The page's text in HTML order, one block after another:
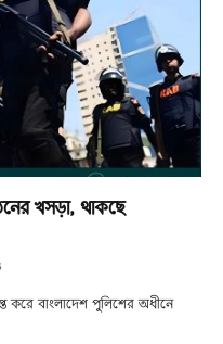
খসড়া, থাকছে
করে বাংলাদেশ পুলিশের অধীনে